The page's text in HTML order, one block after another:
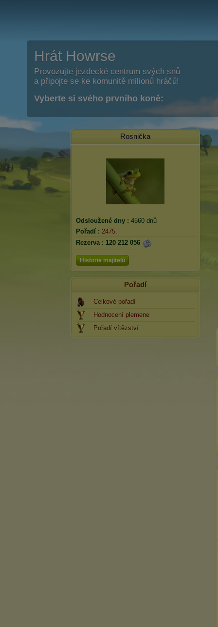
Hrát Howrse
Provozujte jezdecké centrum svých snů
a připojte se ke komunitě milionů hráčů!
Vyberte si svého prvního koně:
Rosnička
Odsloužené dny : 4560 dnů
Pořadí : 2475.
Rezerva : 120 212 056
Historie majitelů
Pořadí
Celkové pořadí
Hodnocení plemene
Pořadí vítězství